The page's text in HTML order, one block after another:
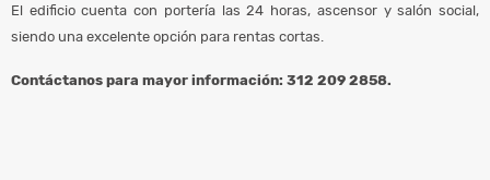
El edificio cuenta con portería las 24 horas, ascensor y salón social,
siendo una excelente opción para rentas cortas.
Contáctanos para mayor información: 312 209 2858.